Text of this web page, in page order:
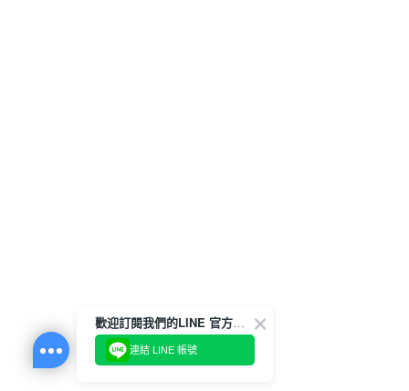
歡迎訂閱我們的LINE 官方帳號
連結 LINE 帳號